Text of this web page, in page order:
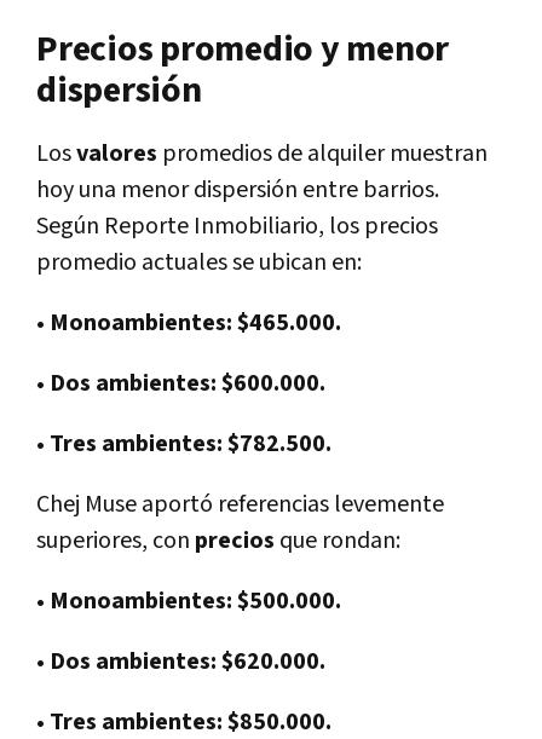
Precios promedio y menor
dispersión
Losvalores promediosde alquiler muestran
hoy una menor dispersión entre barrios.
Según Reporte Inmobiliario, los precios
promedio actuales se ubican en:
• Monoambientes: $465.000.
• Dos ambientes: $600.000.
• Tres ambientes: $782.500.
Chej Muse aportó referencias levemente
superiores, con precios que rondan:
• Monoambientes: $500.000.
• Dos ambientes: $620.000.
• Tres ambientes: $850.000.